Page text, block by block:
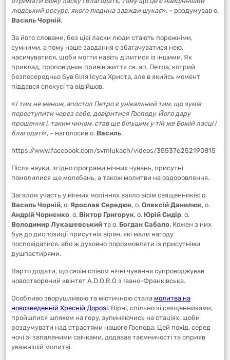
людський ресурс, якого людина завжди шукає», – роздумував о.
Василь Чорній.
За його словами, без цієї ласки люди стають порожніми,
сумними, а тому наше завдання є збагачуватися нею,
насичуватися, щоби могти навіть ділитися із іншими. Як
приклад, проповідник привів життя св. ап. Петра, котрий
безпосередньо був біля Ісуса Христа, але в якийсь момент
піддався спокусі та відійшов.
«І тим не менше, апостол Петро є унікальний тим, що зумів
переступити через себе, довіритися Господу, Його дару
прощення і, таким чином, став ще більшим у тій же Божій ласці і
благодаті», – наголосив о. Василь.
https://www.facebook.com/svmlukach/videos/355376252190815
Після науки, згідно програми нічних чувань, присутні
помолилися ще молебень, а також молитви на оздоровлення.
Загалом участь у нічних моліннях взяло вісім священників: о.
Василь Чорній, о. Ярослав Середюк, о. Олексій Данилюк, о.
Андрій Чорненко, о. Віктор Григорук, о. Юрій Сидір, о.
Володимир Лукашевський та о. Богдан Сабало. Кожен з них
був до диспозиції присутніх вірян, які мали нагоду
посповідатися, або ж духовно порозмовляти із присутніми
душпастирями.
Варто додати, що своїм співом нічні чування супроводжував
новостворений квінтет A.D.O.R.O з Івано-Франківська.
Особливо зворушливою та містичною стала молитва на
новозведенній Хресній Дорозі. Вірні, спільно зі священниками,
пройшлися шляхом на гору, зупиняючись на стаціях, щоби
роздумувати над страстями нашого Господа. Цей похід, серед
ночі зі запаленими свічками, додавав таємничості та сприяв
уважнішій молитві.